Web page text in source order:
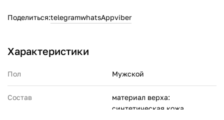
Поделиться:telegramwhatsAppviber
Характеристики
Пол Мужской
Состав
материал верха:
синтетическая кожа,